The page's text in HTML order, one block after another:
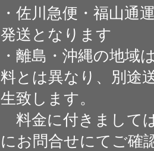
・佐川急便・福山通
発送となります
・離島・沖縄の地域
料とは異なり、別途
生致します。
料金に付きまして
にお問合せにてご確